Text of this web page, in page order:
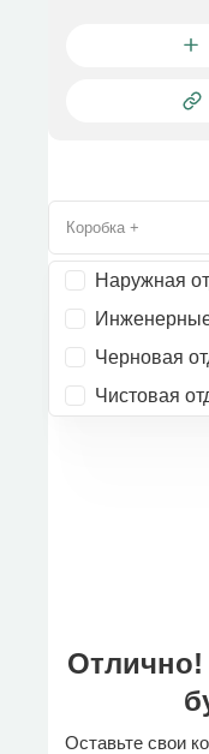
Коробка +
Наружная
Черновая
Чистовая
Отлично!
Оставьте свои